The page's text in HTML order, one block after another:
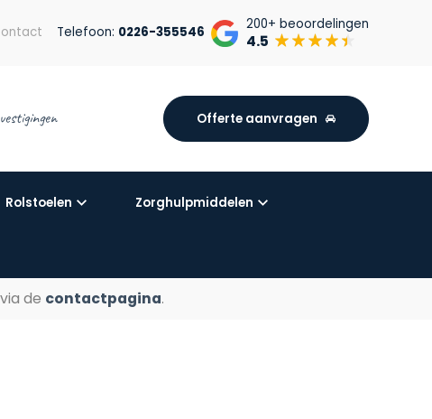
Telefoon: 0226-355546 200+ beoordelingen
4.5
Offerte aanvragen
Rolstoelen Zorghulpmiddelen
de contactpagina.